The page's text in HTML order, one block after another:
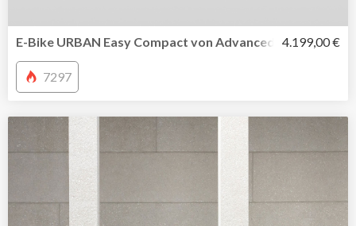
E-Bike URBAN Easy Compact von Advanced – filigran,
4.199,00 €
7297